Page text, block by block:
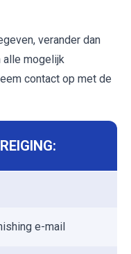
verander dan
alle mogelijk
contact op met de
e-mail